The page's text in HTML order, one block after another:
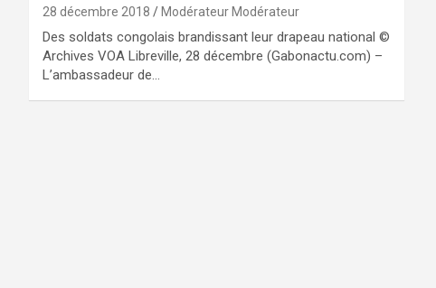
28 décembre 2018 Modérateur Modérateur
Des soldats congolais brandissant leur drapeau national ©
Archives VOA Libreville, 28 décembre (Gabonactu.com) –
L’ambassadeur de…